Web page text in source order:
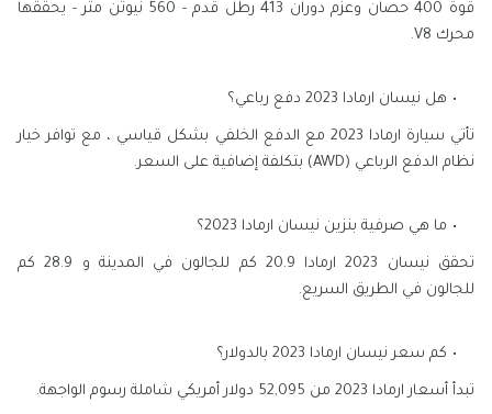
قوة 400 حصان وعزم دوران 413 رطل قدم - 560 نيوتن متر - يحققها
محرك V8.
هل نيسان ارمادا 2023 دفع رباعي؟
تأتي سيارة ارمادا 2023 مع الدفع الخلفي بشكل قياسي ، مع توافر خيار
نظام الدفع الرباعي (AWD) بتكلفة إضافية على السعر.
ما هي صرفية بنزين نيسان ارمادا 2023؟
تحقق نيسان 2023 ارمادا 20.9 كم للجالون في المدينة و 28.9 كم
للجالون في الطريق السريع.
كم سعر نيسان ارمادا 2023 بالدولار؟
تبدأ أسعار ارمادا 2023 من 52,095 دولار أمريكي شاملة رسوم الواجهة.